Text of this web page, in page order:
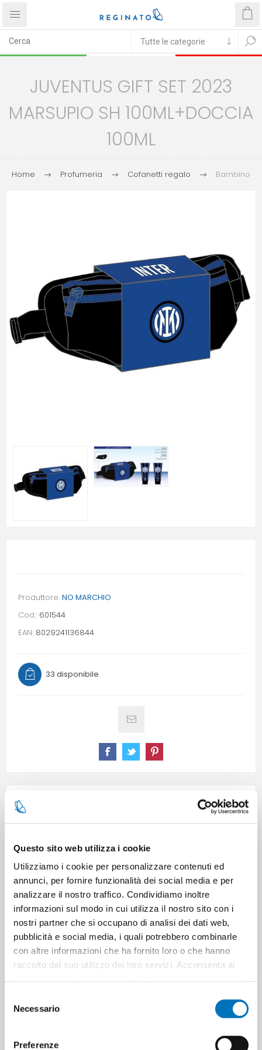
Questo sito web utilizza i cookie
Utilizziamo i cookie per personalizzare contenuti ed
annunci, per fornire funzionalità dei social media e per
analizzare il nostro traffico. Condividiamo inoltre
informazioni sul modo in cui utilizza il nostro sito con i
nostri partner che si occupano di analisi dei dati web,
pubblicità e social media, i quali potrebbero combinarle
con altre informazioni che ha fornito loro o che hanno
raccolto dal suo utilizzo dei loro servizi. Acconsenta ai
delNecessario
Preferenze
JUVENTUS GIFT SET 2023
MARSUPIO SH 100ML+DOCCIA
100ML
Home Profumeria Cofanetti regalo Bambino
Produttore: NO MARCHIO
Cod.: 601544
EAN: 8029241136844
33 disponibile
Pezzi per cartone 6
Cartoni per pallet 28
Cartoni per strato 7
Minimo di vendita 1